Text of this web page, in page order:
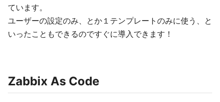
ています。
ユーザーの設定のみ、とか１テンプレートのみに使う、と
いったこともできるのですぐに導入できます！
Zabbix As Code